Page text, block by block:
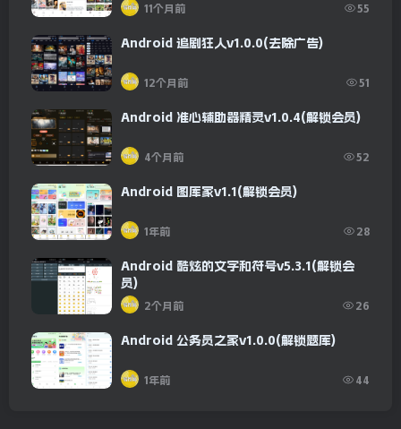
11个月前 55
Android 追剧狂人v1.0.0(去除广告)
12个月前 51
Android 准心辅助器精灵v1.0.4(解锁会员)
4个月前 52
Android 图库家v1.1(解锁会员)
1年前 28
Android 酷炫的文字和符号v5.3.1(解锁会
员)
2个月前 26
Android 公务员之家v1.0.0(解锁题库)
1年前 44